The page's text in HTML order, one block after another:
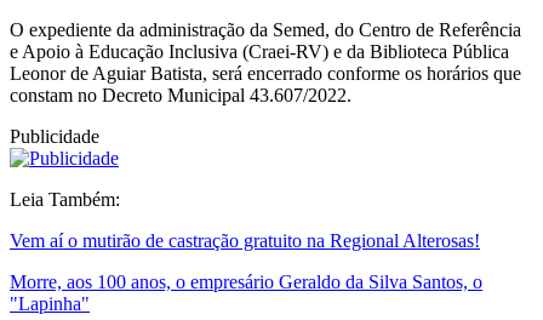
O expediente da administração da Semed, do Centro de Referência
e Apoio à Educação Inclusiva (Craei-RV) e da Biblioteca Pública
Leonor de Aguiar Batista, será encerrado conforme os horários que
constam no Decreto Municipal 43.607/2022.
Publicidade
Leia Também:
Vem aí o mutirão de castração gratuito na Regional Alterosas!
Morre, aos 100 anos, o empresário Geraldo da Silva Santos, o
"Lapinha"